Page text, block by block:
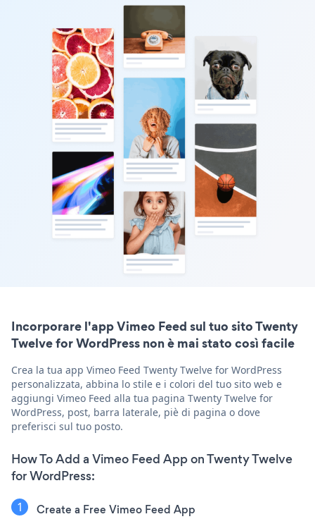
Incorporare l'app Vimeo Feed sul tuo sito Twenty
Twelve for WordPress non è mai stato così facile
Crea la tua app Vimeo Feed Twenty Twelve for WordPress
personalizzata, abbina lo stile e i colori del tuo sito web e
aggiungi Vimeo Feed alla tua pagina Twenty Twelve for
WordPress, post, barra laterale, piè di pagina o dove
preferisci sul tuo posto.
How To Add a Vimeo Feed App on Twenty Twelve
for WordPress:
Create a Free Vimeo Feed App